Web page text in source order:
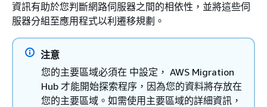
資訊有助於您判斷網路伺服器之間的相依性，並將這些伺
服器分組至應用程式以利遷移規劃。
注意
您的主要區域必須在 中設定， AWS Migration
Hub 才能開始探索程序，因為您的資料將存放在
您的主要區域。如需使用主要區域的詳細資訊，